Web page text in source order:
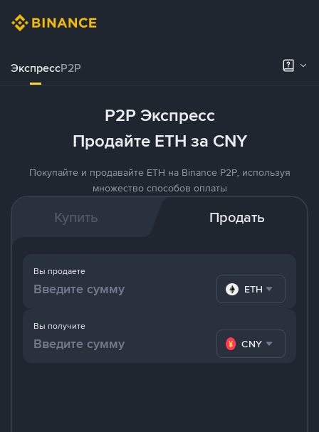
ЭкспрессP2P
P2P Экспресс
Продайте ETH за CNY
Покупайте и продавайте ETH на Binance P2P, используя
множество способов оплаты
Купить Продать
Вы получите
CNY
Вы продаете
ETH